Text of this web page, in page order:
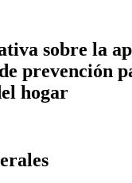
sobre la
prevención
hogar